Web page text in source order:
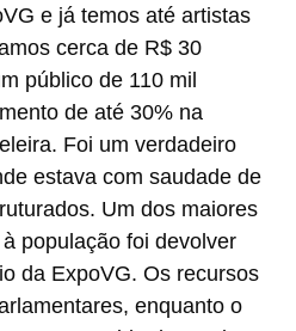
e já temos até artistas
cerca de R$ 30
público de 110 mil
de até 30% na
Foi um verdadeiro
estava com saudade de
Um dos maiores
população foi devolver
da ExpoVG. Os recursos
enquanto o